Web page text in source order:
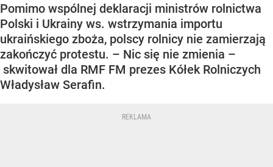
Pomimo wspólnej deklaracji ministrów rolnictwa
Polski i Ukrainy ws. wstrzymania importu
ukraińskiego zboża, polscy rolnicy nie zamierzają
zakończyć protestu. – Nic się nie zmienia –
skwitował dla RMF FM prezes Kółek Rolniczych
Władysław Serafin.